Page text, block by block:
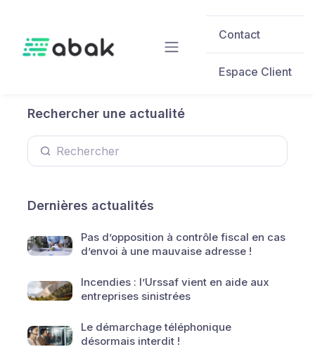
Contact
Espace Client
Rechercher une actualité
Dernières actualités
Pas d’opposition à contrôle fiscal en cas
d’envoi à une mauvaise adresse !
Incendies : l’Urssaf vient en aide aux
entreprises sinistrées
Le démarchage téléphonique
désormais interdit !